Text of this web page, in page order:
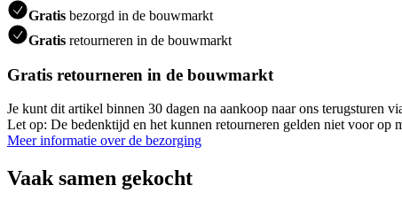
Gratis bezorgd in de bouwmarkt
Gratis retourneren in de bouwmarkt
Gratis retourneren in de bouwmarkt
Je kunt dit artikel binnen 30 dagen na aankoop naar ons terugsturen
Let op: De bedenktijd en het kunnen retourneren gelden niet voor op
Meer informatie over de bezorging
Vaak samen gekocht